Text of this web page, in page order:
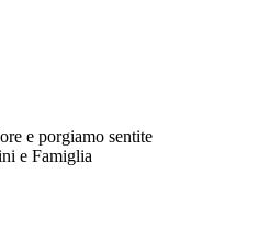
e porgiamo sentite
e Famiglia